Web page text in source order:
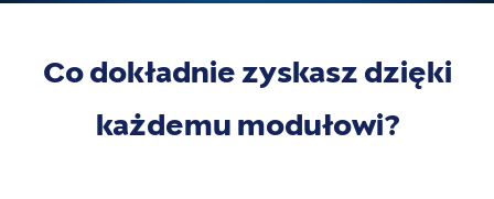
Co dokładnie zyskasz dzięki
każdemu modułowi?